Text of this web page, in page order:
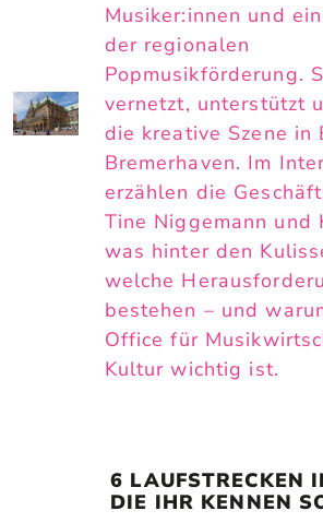
Musiker:innen und
der regionalen
Popmusikförderung.
vernetzt, unterstützt
die kreative Szene in
Bremerhaven. Im
erzählen die
Tine Niggemann und
was hinter den
welche
bestehen – und
Office für
Kultur wichtig ist.
6 LAUFSTRECKEN
DIE IHR KENNEN